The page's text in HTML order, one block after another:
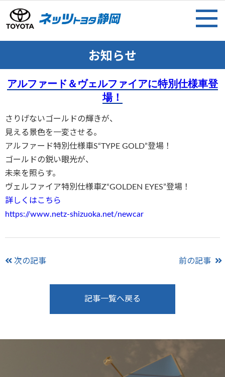
お知らせ
アルファード＆ヴェルファイアに特別仕様車登
場！
さりげないゴールドの輝きが、
見える景色を一変させる。
アルファード特別仕様車S“TYPE GOLD”登場！
ゴールドの鋭い眼光が、
未来を照らす。
ヴェルファイア特別仕様車Z“GOLDEN EYES”登場！
詳しくはこちら
https://www.netz-shizuoka.net/newcar
次の記事 前の記事
記事一覧へ戻る